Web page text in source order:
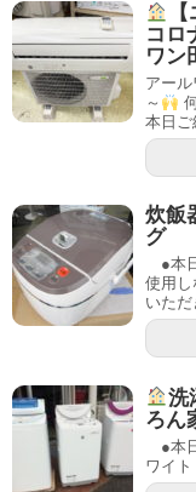
コロ
ワン
アー
～
本日
炊飯
グ
●本
使用し
いた
洗
ろん
●本
ワイ